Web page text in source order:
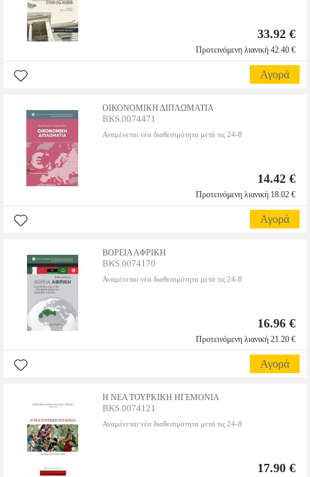
33.92 €
Προτεινόμενη λιανική 42.40 €
Αγορά
ΟΙΚΟΝΟΜΙΚΗ ΔΙΠΛΩΜΑΤΙΑ
BKS.0074471
Αναμένεται νέα διαθεσιμότητα μετά τις 24-8
14.42 €
Προτεινόμενη λιανική 18.02 €
Αγορά
ΒΟΡΕΙΑ ΑΦΡΙΚΗ
BKS.0074170
Αναμένεται νέα διαθεσιμότητα μετά τις 24-8
16.96 €
Προτεινόμενη λιανική 21.20 €
Αγορά
Η ΝΕΑ ΤΟΥΡΚΙΚΗ ΗΓΕΜΟΝΙΑ
BKS.0074121
Αναμένεται νέα διαθεσιμότητα μετά τις 24-8
17.90 €